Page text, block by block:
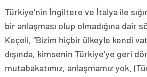
Türkiye’nin İngiltere ve İtalya ile
bir anlaşması olup olmadığına dair
Keçeli, “Bizim hiçbir ülkeyle kendi
dışında, kimsenin Türkiye’ye geri
mutabakatımız, anlaşmamız yok.